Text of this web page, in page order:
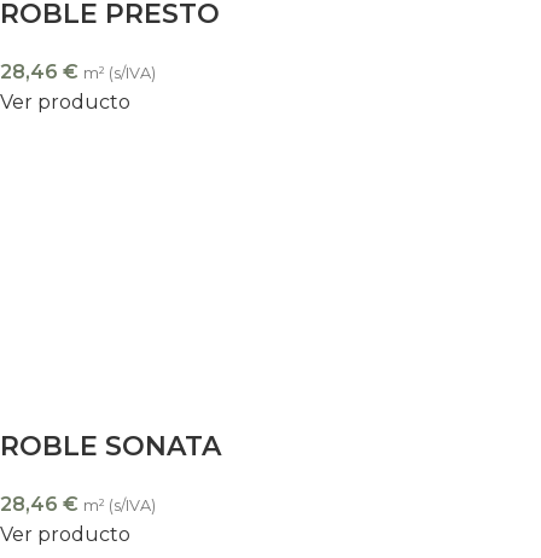
ROBLE PRESTO
28,46 € m² (s/IVA)
Ver producto
ROBLE SONATA
28,46 € m² (s/IVA)
Ver producto